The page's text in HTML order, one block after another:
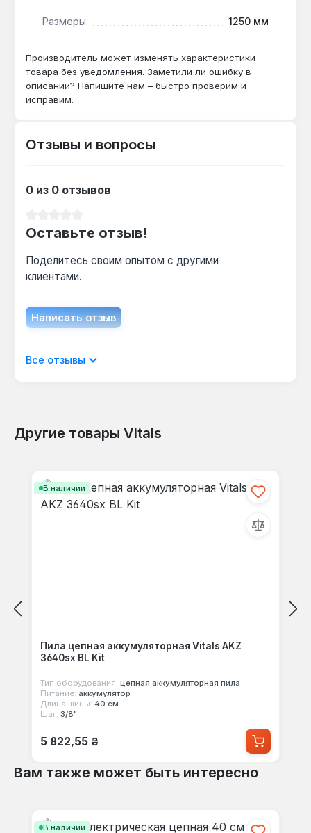
требуется каждые 30-40 минут.
Подходит ли для валки деревьев
диаметром более 36 см?
Нет — длина шины 36 см ограничивает
пила с шиной от 40 см.
Какой шаг цепи используется?
пил мощностью 1.5-2.5 л.с., обеспечивает
двигатель.
Размеры 1250 мм
Производитель может изменять характеристики
товара без уведомления. Заметили ли ошибку в
описании? Напишите нам – быстро проверим и
исправим.
Отзывы и вопросы
0 из 0 отзывов
Оставьте отзыв!
Поделитесь своим опытом с другими
клиентами.
Написать отзыв
Отображать отзывы только на текущем
Все отзывы
Другие товары Vitals
В наличии
Пила цепная аккумуляторная Vitals AKZ
3640sx BL Kit
Тип оборудования: цепная аккумуляторная пила
Питание: аккумулятор
Длина шины: 40 см
Шаг: 3/8"
Обычная цена:
5 822,55 ₴
Вам также может быть интересно
В наличии